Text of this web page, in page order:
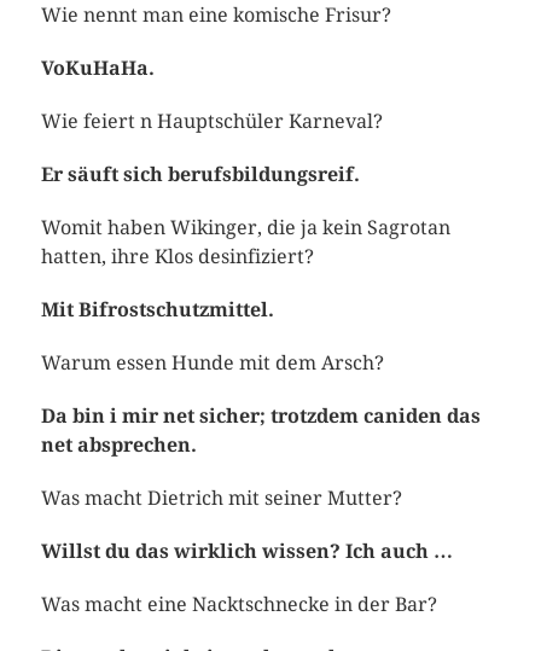
Wie nennt man eine komische Frisur?
VoKuHaHa.
Wie feiert n Hauptschüler Karneval?
Er säuft sich berufsbildungsreif.
Womit haben Wikinger, die ja kein Sagrotan
hatten, ihre Klos desinfiziert?
Mit Bifrostschutzmittel.
Warum essen Hunde mit dem Arsch?
Da bin i mir net sicher; trotzdem caniden das
net absprechen.
Was macht Dietrich mit seiner Mutter?
Willst du das wirklich wissen? Ich auch …
Was macht eine Nacktschnecke in der Bar?